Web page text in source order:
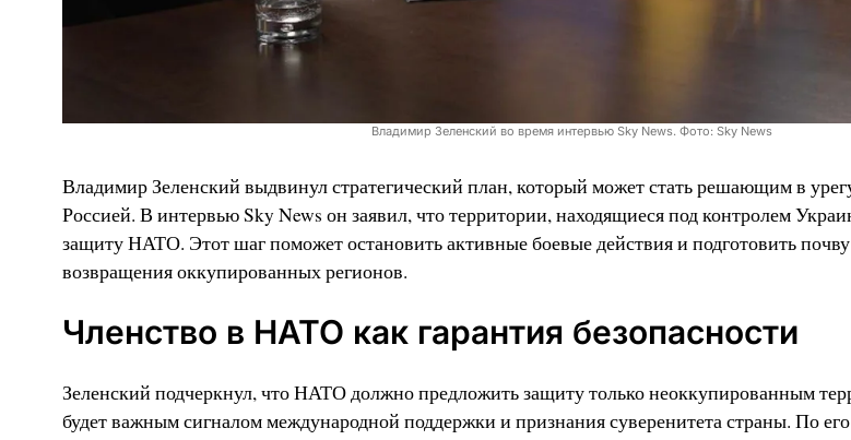
Владимир Зеленский во время интервью Sky News. Фото: Sky News
Владимир Зеленский выдвинул стратегический план, который может стать решающим в
Россией. В интервью Sky News он заявил, что территории, находящиеся под контролем
защиту НАТО. Этот шаг поможет остановить активные боевые действия и подготовить
возвращения оккупированных регионов.
Членство в НАТО как гарантия безопасности
Зеленский подчеркнул, что НАТО должно предложить защиту только неоккупированным
будет важным сигналом международной поддержки и признания суверенитета страны. По